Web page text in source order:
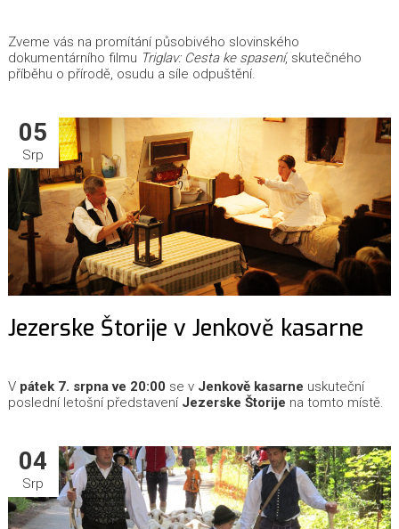
Zveme vás na promítání působivého slovinského
dokumentárního filmu Triglav: Cesta ke spasení, skutečného
příběhu o přírodě, osudu a síle odpuštění.
05
Srp
Jezerske Štorije v Jenkově kasarne
V pátek 7. srpna ve 20:00 se v Jenkově kasarne uskuteční
poslední letošní představení Jezerske Štorije na tomto místě.
04
Srp